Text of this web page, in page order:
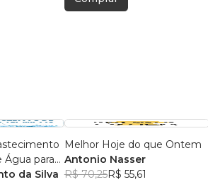
Água para
da Silva
Melhor Hoje do que Ontem
Antonio Nasser
R$ 70,25R$ 55,61